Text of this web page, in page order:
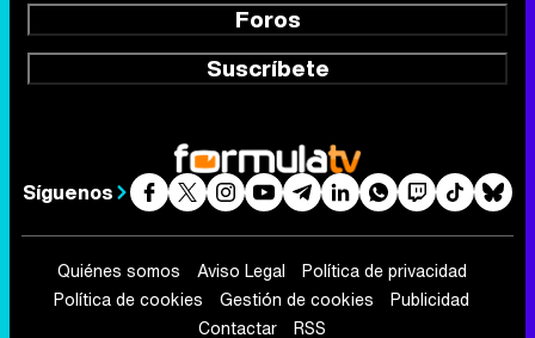
Foros
Suscríbete
Síguenos
Quiénes somos Aviso Legal
Política de privacidad
Política de cookies
Gestión de cookies
Publicidad
Contactar
RSS